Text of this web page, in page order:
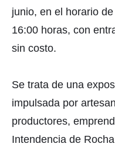
junio, en el horario
16:00 horas, con
sin costo.
Se trata de una
impulsada por
productores,
Intendencia de